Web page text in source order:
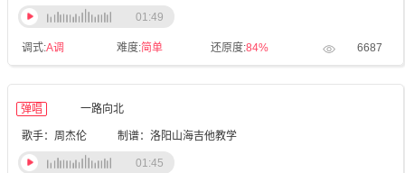
调式:A调 难度:简单 还原度:84% 6687
01:49
弹唱 一路向北
歌手：周杰伦 制谱：洛阳山海吉他教学
01:45